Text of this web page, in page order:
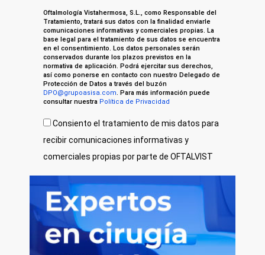
Oftalmología Vistahermosa, S.L., como Responsable del
Tratamiento, tratará sus datos con la finalidad enviarle
comunicaciones informativas y comerciales propias. La
base legal para el tratamiento de sus datos se encuentra
en el consentimiento. Los datos personales serán
conservados durante los plazos previstos en la
normativa de aplicación. Podrá ejercitar sus derechos,
así como ponerse en contacto con nuestro Delegado de
Protección de Datos a través del buzón
DPO@grupoasisa.com . Para más información puede
consultar nuestra Política de Privacidad
Consiento el tratamiento de mis datos para
recibir comunicaciones informativas y
comerciales propias por parte de OFTALVIST